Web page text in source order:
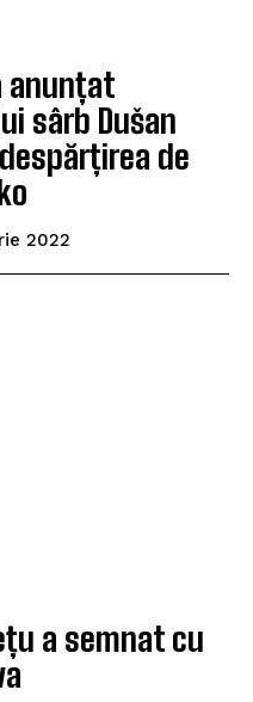
anunțat
sârb Dušan
de
2022
a semnat cu